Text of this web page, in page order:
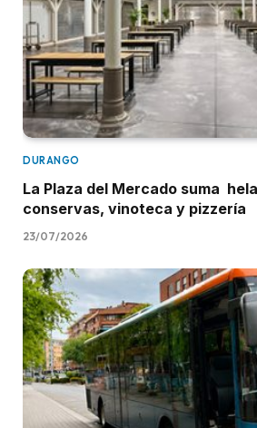
DURANGO
La Plaza del Mercado suma
conservas, vinoteca y pizzería
23/07/2026